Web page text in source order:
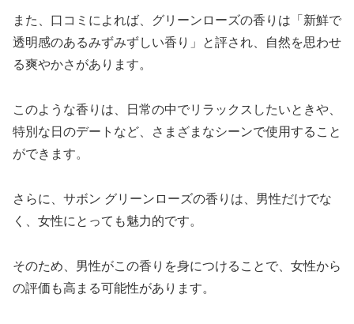
また、口コミによれば、グリーンローズの香りは「新鮮で
透明感のあるみずみずしい香り」と評され、自然を思わせ
る爽やかさがあります。
このような香りは、日常の中でリラックスしたいときや、
特別な日のデートなど、さまざまなシーンで使用すること
ができます。
さらに、サボン グリーンローズの香りは、男性だけでな
く、女性にとっても魅力的です。
そのため、男性がこの香りを身につけることで、女性から
の評価も高まる可能性があります。